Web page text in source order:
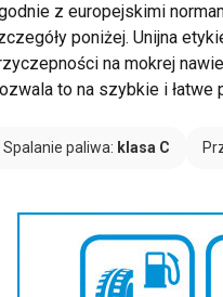
z europejskimi
poniżej. Unijna
na mokrej
to na szybkie i łatwe
Spalanie paliwa: klasa C